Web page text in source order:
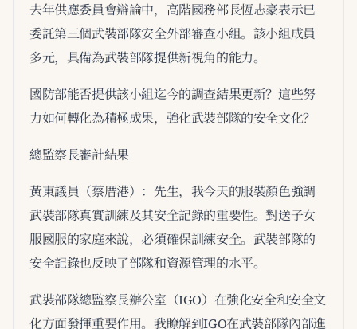
去年供應委員會辯論中，高階國務部長恆志豪表示已
委託第三個武裝部隊安全外部審查小組。該小組成員
多元，具備為武裝部隊提供新視角的能力。
國防部能否提供該小組迄今的調查結果更新？這些努
力如何轉化為積極成果，強化武裝部隊的安全文化？
總監察長審計結果
黃東議員（蔡厝港）：先生，我今天的服裝顏色強調
武裝部隊真實訓練及其安全記錄的重要性。對送子女
服國服的家庭來說，必須確保訓練安全。武裝部隊的
安全記錄也反映了部隊和資源管理的水平。
武裝部隊總監察長辦公室（IGO）在強化安全和安全文
化方面發揮重要作用。我瞭解到IGO在武裝部隊內部進